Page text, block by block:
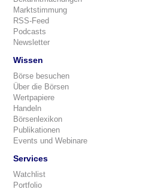
Marktstimmung
RSS-Feed
Podcasts
Newsletter
Wissen
Börse besuchen
Über die Börsen
Wertpapiere
Handeln
Börsenlexikon
Publikationen
Events und Webinare
Services
Watchlist
Portfolio